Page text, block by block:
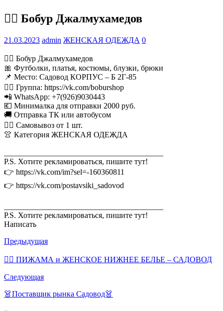
💁‍♂ Бобур Джалмухамедов
21.03.2023 admin ЖЕНСКАЯ ОДЕЖДА 0
💁‍♂ Бобур Джалмухамедов
🎀 Футболки, платья, костюмы, блузки, брюки
📌 Место: Садовод КОРПУС – Б 2Г-85
👉🏻 Группа: https://vk.com/boburshop
📲 WhatsApp: +7(926)9030443
💶 Минималка для отправки 2000 руб.
🚚 Отправка ТК или автобусом
🚶‍♂ Самовывоз от 1 шт.
👚 Категория ЖЕНСКАЯ ОДЕЖДА
P.S. Хотите рекламироваться, пишите тут!
👉 https://vk.com/im?sel=-160360811
👉 https://vk.com/postavsiki_sadovod
P.S. Хотите рекламироваться, пишите тут!
Написать
Предыдущая
💁‍♀ ПИЖАМА и ЖЕНСКОЕ НИЖНЕЕ БЕЛЬЕ – САДОВОД
Следующая
👗Поставщик рынка Садовод👗